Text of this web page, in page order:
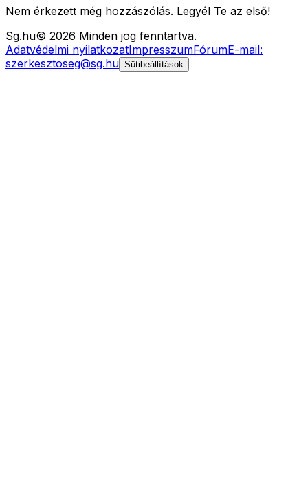
Nem érkezett még hozzászólás. Legyél Te az első!
Sg.hu© 2026 Minden jog fenntartva.
Adatvédelmi nyilatkozatImpresszumFórumE-mail:
szerkesztoseg@sg.hu Sütibeállítások